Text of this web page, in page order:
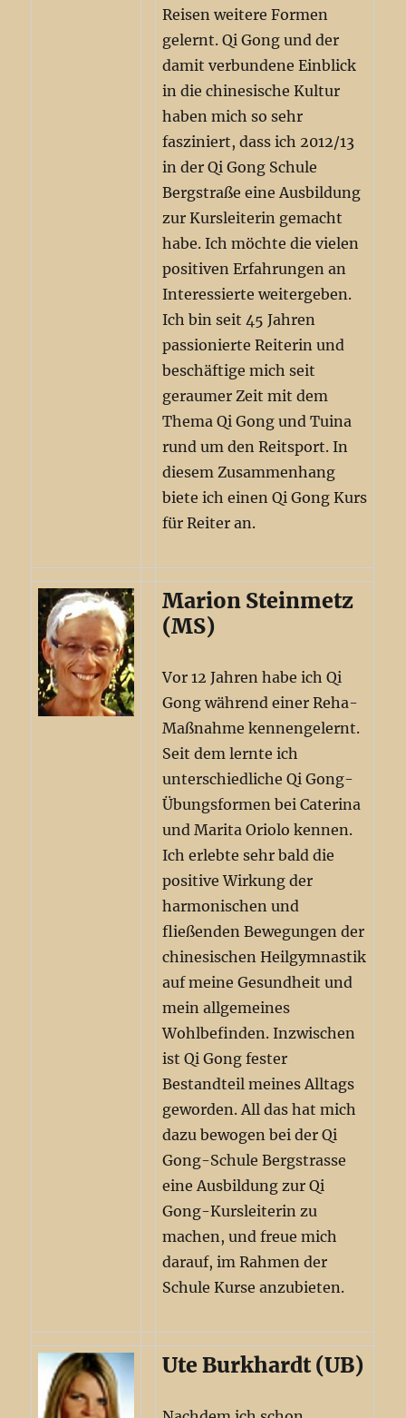
Reisen weitere Formen
gelernt. Qi Gong und der
damit verbundene Einblick
in die chinesische Kultur
haben mich so sehr
fasziniert, dass ich 2012/13
in der Qi Gong Schule
Bergstraße eine Ausbildung
zur Kursleiterin gemacht
habe. Ich möchte die vielen
positiven Erfahrungen an
Interessierte weitergeben.
Ich bin seit 45 Jahren
passionierte Reiterin und
beschäftige mich seit
geraumer Zeit mit dem
Thema Qi Gong und Tuina
rund um den Reitsport. In
diesem Zusammenhang
biete ich einen Qi Gong Kurs
für Reiter an.
Marion Steinmetz
(MS)
Vor 12 Jahren habe ich Qi
Gong während einer Reha-
Maßnahme kennengelernt.
Seit dem lernte ich
unterschiedliche Qi Gong-
Übungsformen bei Caterina
und Marita Oriolo kennen.
Ich erlebte sehr bald die
positive Wirkung der
harmonischen und
fließenden Bewegungen der
chinesischen Heilgymnastik
auf meine Gesundheit und
mein allgemeines
Wohlbefinden. Inzwischen
ist Qi Gong fester
Bestandteil meines Alltags
geworden. All das hat mich
dazu bewogen bei der Qi
Gong-Schule Bergstrasse
eine Ausbildung zur Qi
Gong-Kursleiterin zu
machen, und freue mich
darauf, im Rahmen der
Schule Kurse anzubieten.
Ute Burkhardt (UB)